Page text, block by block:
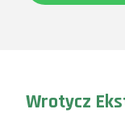
Wrotycz